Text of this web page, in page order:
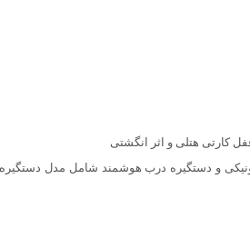
کارتی هتلی و اثر انگشتی
و دستگیره درب هوشمند شامل مدل